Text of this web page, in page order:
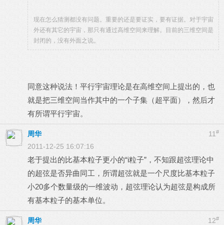
现在怎么猜测都没有问题。重要的还是要证实，要有证据。对于宇宙
外还有其它的宇宙，那只有通过高维空间来理解。目前的三维空间是
封闭的，没有外面之说。
同意这种说法！平行宇宙理论是在高维空间上提出的，也
就是把三维空间当作其中的一个子集（超平面），然后才
有所谓平行宇宙。
11 #
周华
2011-12-25 16:07:16
老于提出的比基本粒子更小的“i粒子”，不知跟超弦理论中
的超弦是否异曲同工，所谓超弦就是一个尺度比基本粒子
小20多个数量级的一维波动，超弦理论认为超弦是构成所
有基本粒子的基本单位。
12#
周华